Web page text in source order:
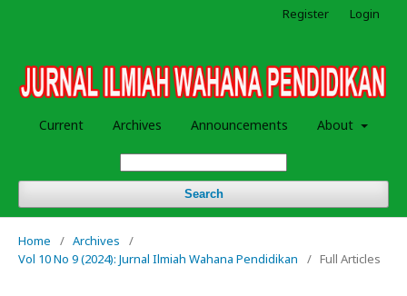
Current Archives Announcements About
Search
Register Login
Home / Archives
/
Vol 10 No 9 (2024): Jurnal Ilmiah Wahana Pendidikan
/ Full Articles